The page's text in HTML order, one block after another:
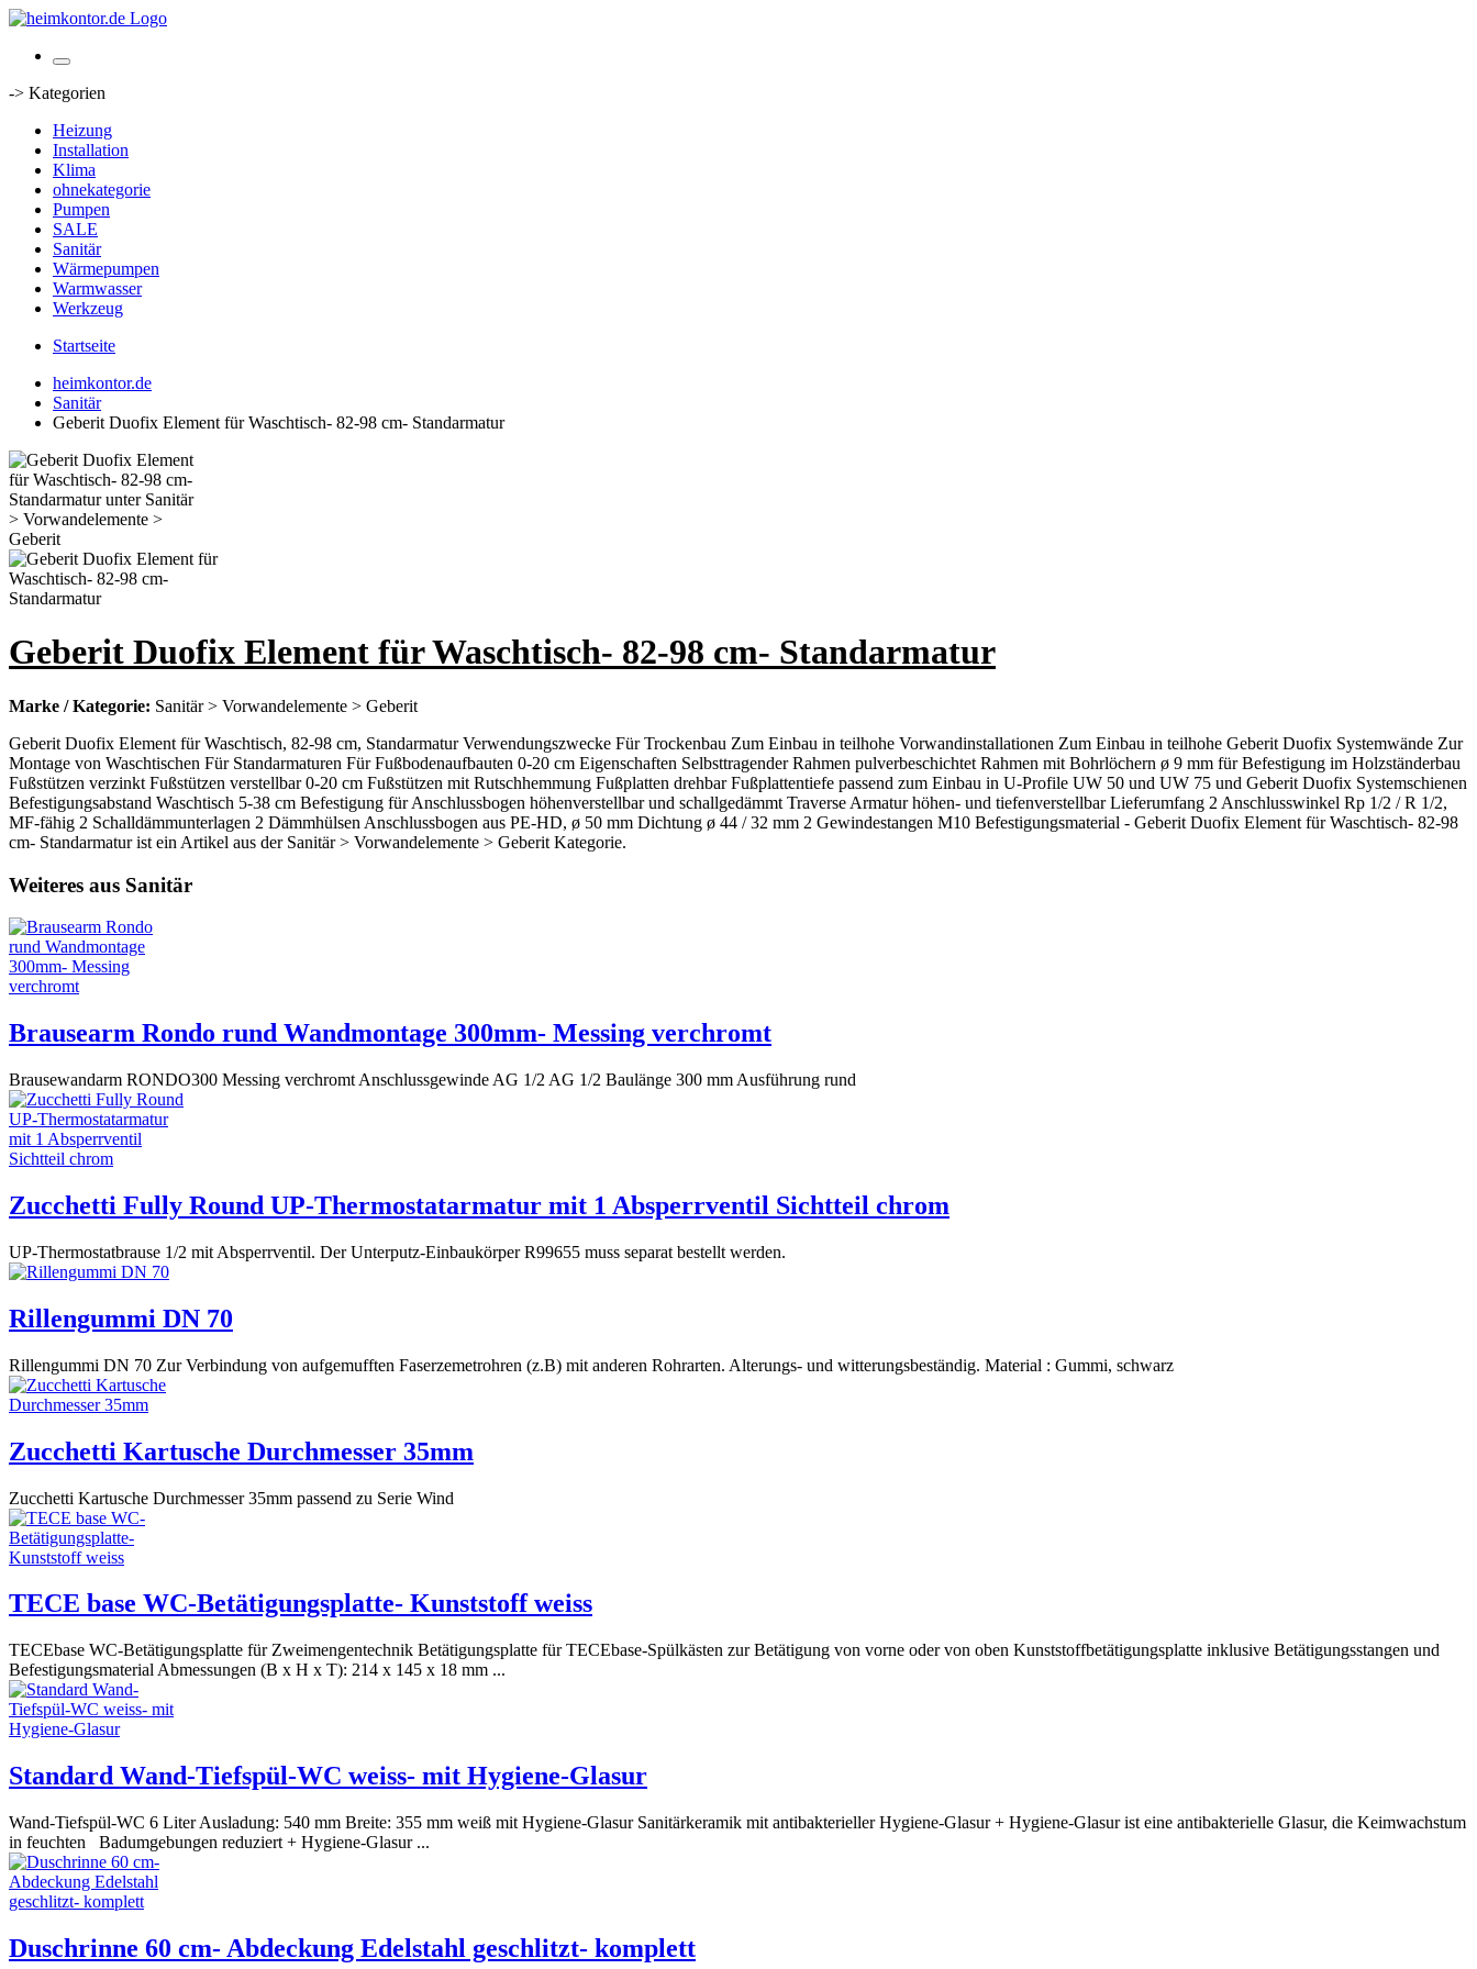
-> Kategorien
Heizung
Installation
Klima
ohnekategorie
Pumpen
SALE
Sanitär
Wärmepumpen
Warmwasser
Werkzeug
Startseite
heimkontor.de
Sanitär
Geberit Duofix Element für Waschtisch- 82-98 cm- Standarmatur
Geberit Duofix Element für Waschtisch- 82-98 cm- Standarmatur
Marke / Kategorie: Sanitär > Vorwandelemente > Geberit
Geberit Duofix Element für Waschtisch, 82-98 cm, Standarmatur Verwendungszwecke Für Trockenbau Zum Einbau in teilhohe Vorwandinstallationen Zum Einbau in teilhohe Geberit Duofix Systemwände Zur
Montage von Waschtischen Für Standarmaturen Für Fußbodenaufbauten 0-20 cm Eigenschaften Selbsttragender Rahmen pulverbeschichtet Rahmen mit Bohrlöchern ø 9 mm für Befestigung im Holzständerbau
Fußstützen verzinkt Fußstützen verstellbar 0-20 cm Fußstützen mit Rutschhemmung Fußplatten drehbar Fußplattentiefe passend zum Einbau in U-Profile UW 50 und UW 75 und Geberit Duofix Systemschienen
Befestigungsabstand Waschtisch 5-38 cm Befestigung für Anschlussbogen höhenverstellbar und schallgedämmt Traverse Armatur höhen- und tiefenverstellbar Lieferumfang 2 Anschlusswinkel Rp 1/2 / R 1/2,
MF-fähig 2 Schalldämmunterlagen 2 Dämmhülsen Anschlussbogen aus PE-HD, ø 50 mm Dichtung ø 44 / 32 mm 2 Gewindestangen M10 Befestigungsmaterial - Geberit Duofix Element für Waschtisch- 82-98
cm- Standarmatur ist ein Artikel aus der Sanitär > Vorwandelemente > Geberit Kategorie.
Weiteres aus Sanitär
Brausearm Rondo rund Wandmontage 300mm- Messing verchromt
Brausewandarm RONDO300 Messing verchromt Anschlussgewinde AG 1/2 AG 1/2 Baulänge 300 mm Ausführung rund
Zucchetti Fully Round UP-Thermostatarmatur mit 1 Absperrventil Sichtteil chrom
UP-Thermostatbrause 1/2 mit Absperrventil. Der Unterputz-Einbaukörper R99655 muss separat bestellt werden.
Rillengummi DN 70
Rillengummi DN 70 Zur Verbindung von aufgemufften Faserzemetrohren (z.B) mit anderen Rohrarten. Alterungs- und witterungsbeständig. Material : Gummi, schwarz
Zucchetti Kartusche Durchmesser 35mm
Zucchetti Kartusche Durchmesser 35mm passend zu Serie Wind
TECE base WC-Betätigungsplatte- Kunststoff weiss
TECEbase WC-Betätigungsplatte für Zweimengentechnik Betätigungsplatte für TECEbase-Spülkästen zur Betätigung von vorne oder von oben Kunststoffbetätigungsplatte inklusive Betätigungsstangen und
Befestigungsmaterial Abmessungen (B x H x T): 214 x 145 x 18 mm ...
Standard Wand-Tiefspül-WC weiss- mit Hygiene-Glasur
Wand-Tiefspül-WC 6 Liter Ausladung: 540 mm Breite: 355 mm weiß mit Hygiene-Glasur Sanitärkeramik mit antibakterieller Hygiene-Glasur + Hygiene-Glasur ist eine antibakterielle Glasur, die Keimwachstum
in feuchten Badumgebungen reduziert + Hygiene-Glasur ...
Duschrinne 60 cm- Abdeckung Edelstahl geschlitzt- komplett